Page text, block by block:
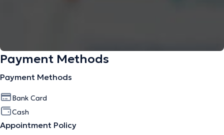
Payment Methods
Payment Methods
Bank Card
Cash
Appointment Policy